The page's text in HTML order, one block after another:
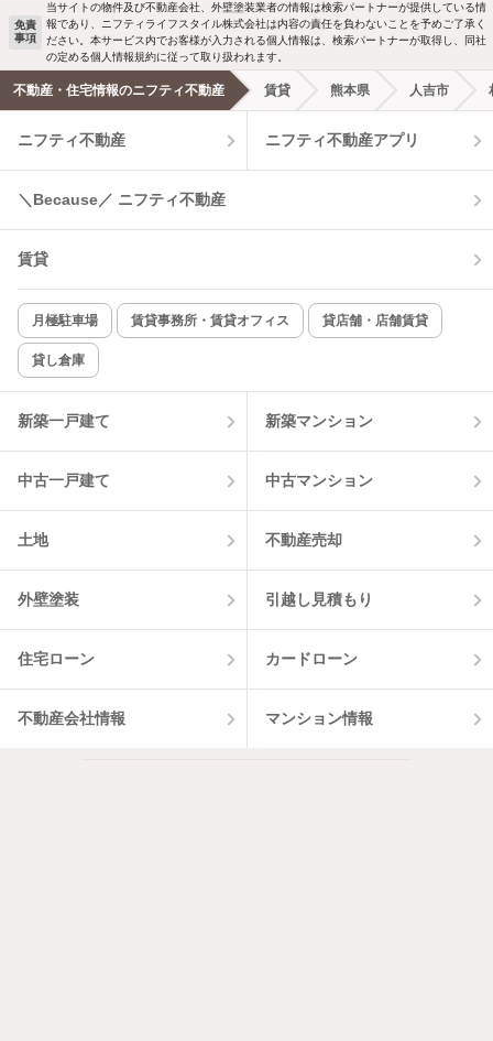
洗濯機置場あり 独立洗面台
エアコンあり 都市ガス
温水洗浄便座 オートロック
コンロ2口以上
新着のみ インターネット無料
該当件数:
物件一覧に反映
免責
事項
当サイトの物件及び不動産会社、外壁塗装業者の情報は検索パートナーが提供している情
報であり、ニフティライフスタイル株式会社は内容の責任を負わないことを予めご了承く
ださい。本サービス内でお客様が入力される個人情報は、検索パートナーが取得し、同社
の定める個人情報規約に従って取り扱われます。
不動産・住宅情報のニフティ不動産 賃貸 熊本県 人吉市
ニフティ不動産 ニフティ不動産アプリ
＼Because／ ニフティ不動産
賃貸
月極駐車場 賃貸事務所・賃貸オフィス 貸店舗・店舗賃貸
貸し倉庫
新築一戸建て 新築マンション
中古一戸建て 中古マンション
土地 不動産売却
外壁塗装 引越し見積もり
住宅ローン カードローン
不動産会社情報 マンション情報